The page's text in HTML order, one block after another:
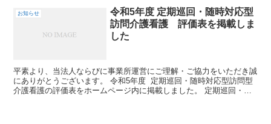
お知らせ
令和5年度 定期巡回・随時対応型
訪問介護看護 評価表を掲載しま
した
平素より、当法人ならびに事業所運営にご理解・ご協力をいただき誠
にありがとうございます。 令和5年度 定期巡回・随時対応型訪問型
介護看護の評価表をホームページ内に掲載しました。 定期巡回・随